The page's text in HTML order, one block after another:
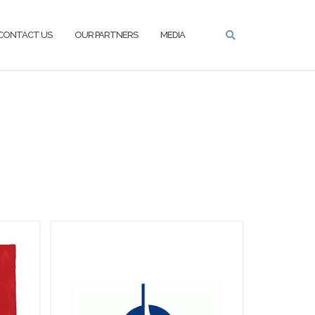
US OUR PARTNERS MEDIA